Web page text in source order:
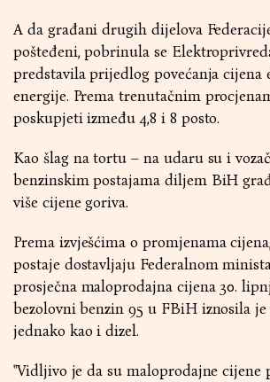
A da građani drugih dijelova
pošteđeni, pobrinula se
predstavila prijedlog povećanja cijena
energije. Prema trenutačnim
poskupjeti između 4,8 i 8 posto.
Kao šlag na tortu – na udaru su i
benzinskim postajama diljem BiH
više cijene goriva.
Prema izvješćima o promjenama
postaje dostavljaju Federalnom
prosječna maloprodajna cijena 30.
bezolovni benzin 95 u FBiH iznosila
jednako kao i dizel.
"Vidljivo je da su maloprodajne cijene